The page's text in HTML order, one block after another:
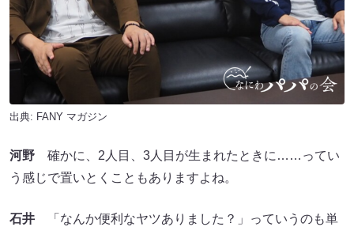
出典: FANY マガジン
河野 確かに、2人目、3人目が生まれたときに……ってい
う感じで置いとくこともありますよね。
石井 「なんか便利なヤツありました？」っていうのも単